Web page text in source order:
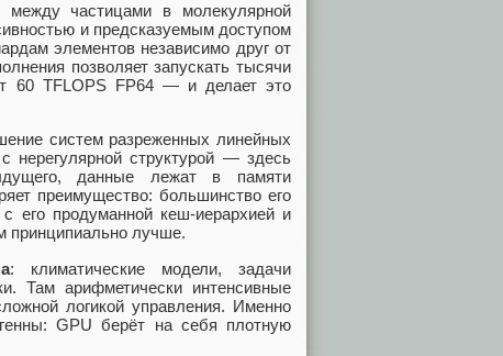
между частицами в молекулярной
и предсказуемым доступом
элементов независимо друг от
позволяет запускать тысячи
60 TFLOPS FP64 — и делает это
систем разреженных линейных
нерегулярной структурой — здесь
данные лежат в памяти
преимущество: большинство его
его продуманной кеш-иерархией и
принципиально лучше.
: климатические модели, задачи
Там арифметически интенсивные
логикой управления. Именно
GPU берёт на себя плотную